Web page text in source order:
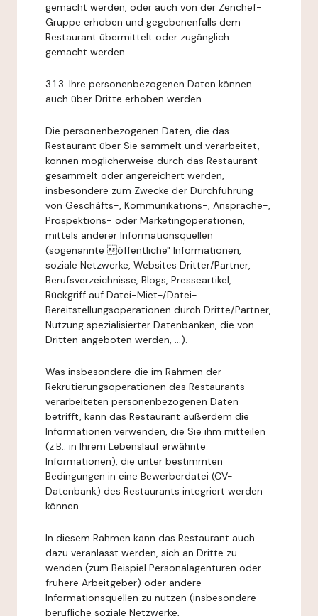
gemacht werden, oder auch von der Zenchef-
Gruppe erhoben und gegebenenfalls dem
Restaurant übermittelt oder zugänglich
gemacht werden.
3.1.3. Ihre personenbezogenen Daten können
auch über Dritte erhoben werden.
Die personenbezogenen Daten, die das
Restaurant über Sie sammelt und verarbeitet,
können möglicherweise durch das Restaurant
gesammelt oder angereichert werden,
insbesondere zum Zwecke der Durchführung
von Geschäfts-, Kommunikations-, Ansprache-,
Prospektions- oder Marketingoperationen,
mittels anderer Informationsquellen
(sogenannte öffentliche" Informationen,
soziale Netzwerke, Websites Dritter/Partner,
Berufsverzeichnisse, Blogs, Presseartikel,
Rückgriff auf Datei-Miet-/Datei-
Bereitstellungsoperationen durch Dritte/Partner,
Nutzung spezialisierter Datenbanken, die von
Dritten angeboten werden, ...).
Was insbesondere die im Rahmen der
Rekrutierungsoperationen des Restaurants
verarbeiteten personenbezogenen Daten
betrifft, kann das Restaurant außerdem die
Informationen verwenden, die Sie ihm mitteilen
(z.B.: in Ihrem Lebenslauf erwähnte
Informationen), die unter bestimmten
Bedingungen in eine Bewerberdatei (CV-
Datenbank) des Restaurants integriert werden
können.
In diesem Rahmen kann das Restaurant auch
dazu veranlasst werden, sich an Dritte zu
wenden (zum Beispiel Personalagenturen oder
frühere Arbeitgeber) oder andere
Informationsquellen zu nutzen (insbesondere
berufliche soziale Netzwerke,